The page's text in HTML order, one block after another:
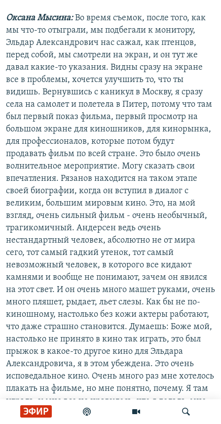
ЭФИР
Оксана Мысина:Во время съемок, после того, как
мы что-то отыграли, мы подбегали к монитору,
Эльдар Александрович нас сажал, как птенцов,
перед собой, мы смотрели на экран, и он тут же
давал какие-то указания. Видны сразу на экране
все в проблемы, хочется улучшить то, что ты
видишь. Вернувшись с каникул в Москву, я сразу
села на самолет и полетела в Питер, потому что там
был первый показ фильма, первый просмотр на
большом экране для киношников, для кинорынка,
для профессионалов, которые потом будут
продавать фильм по всей стране. Это было очень
волнительное мероприятие. Могу сказать свои
впечатления. Рязанов находится на таком этапе
своей биографии, когда он вступил в диалог с
великим, большим мировым кино. Это, на мой
взгляд, очень сильный фильм - очень необычный,
трагикомичный. Андерсен ведь очень
нестандартный человек, абсолютно не от мира
сего, тот самый гадкий утенок, тот самый
невозможный человек, в которого все кидают
камнями и вообще не понимают, зачем он явился
на этот свет. И он очень много машет руками, очень
много пляшет, рыдает, льет слезы. Как бы не по-
киношному, настолько без кожи актеры работают,
что даже страшно становится. Думаешь: Боже мой,
настолько не принято в кино так играть, это был
прыжок в какое-то другое кино для Эльдара
Александровича, я в этом убеждена. Это очень
исповедальное кино. Очень много раз мне хотелось
плакать на фильме, но мне понятно, почему. Я там
играла, и мне все не нравилось, что я делала, мне
хотелось плакать, как всегда, это естественно. Но я